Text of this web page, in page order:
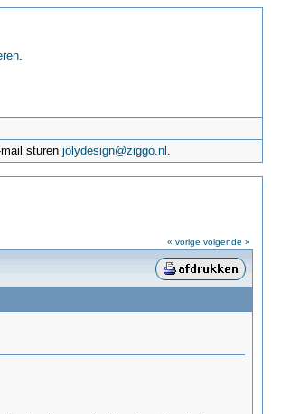
.
mail sturenjolydesign@ziggo.nl .
« vorige volgende »